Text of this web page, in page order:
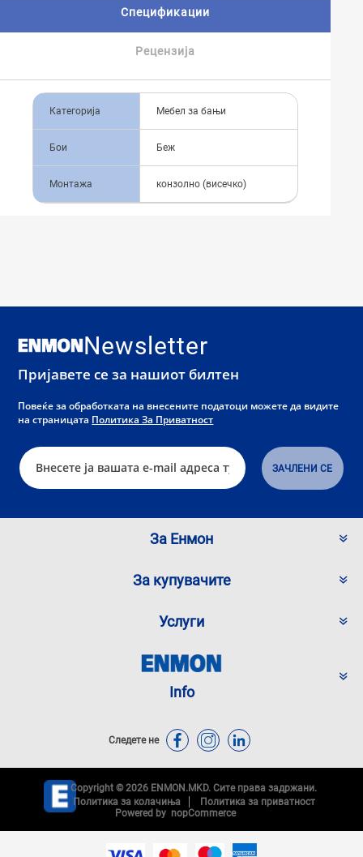
Спецификации
Рецензија
Категорија Мебел за бањи
Бои Беж
Монтажа конзолно (висечко)
Newsletter
Пријавете се за нашиот билтен
Повеќе за обработката на внесените податоци можете да видите
на страницата Политика За Приватност
За Енмон
За купувачите
Услуги
Info
Следете не
Copyright © 2026 ENMON.MKD. Сите права задржани.
Политика за колачиња
Политика за приватност
Powered by nopCommerce